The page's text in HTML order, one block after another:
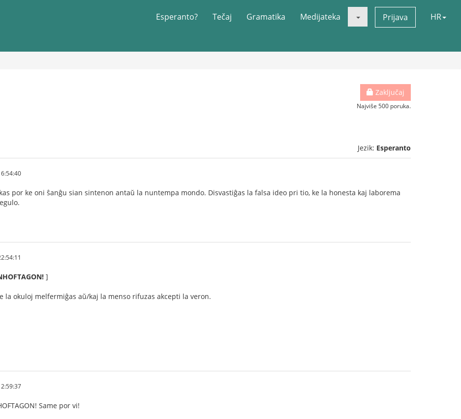
Esperanto? Tečaj Gramatika Medijateka Prijava HR
Zaključaj
Najviše 500 poruka.
Jezik: Esperanto
por ke oni ŝanĝu sian sintenon antaŭ la nuntempa mondo. Disvastiĝas la falsa ideo pri tio, ke la honesta kaj laborema
]
la okuloj melfermiĝas aŭ/kaj la menso rifuzas akcepti la veron.
Same por vi!